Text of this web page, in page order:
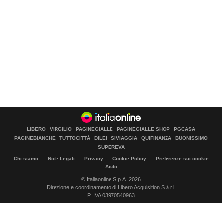
LIBERO VIRGILIO PAGINEGIALLE PAGINEGIALLE SHOP
PGCASA
PAGINEBIANCHE
TUTTOCITTÀ DILEI SIVIAGGIA QUIFINANZA
BUONISSIMO
SUPEREVA
Chi siamo Note Legali Privacy Cookie Policy
Preferenze sui cookie
Aiuto
© Italiaonline S.p.A. 2026
Direzione e coordinamento di Libero Acquisition S.á r.l.
P. IVA 03970540963